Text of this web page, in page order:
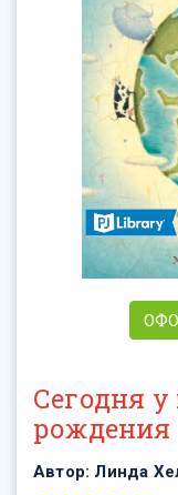
Сегодня
рождения
Автор: Линда